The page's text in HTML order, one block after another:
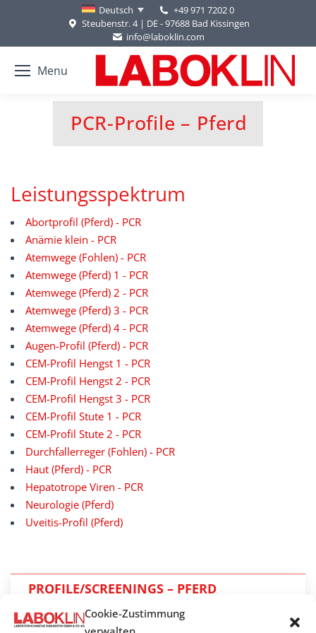
Cookie-Zustimmung
Deutsch
+49 971 7202 0
Steubenstr. 4 | DE - 97688 Bad Kissingen
info@laboklin.com
Menu
PCR-Profile – Pferd
Sie befinden sich hier:
Leistungsspektrum
Abortprofil (Pferd) - PCR
Anämie klein - PCR
Atemwege (Fohlen) - PCR
Atemwege (Pferd) 1 - PCR
Atemwege (Pferd) 2 - PCR
Atemwege (Pferd) 3 - PCR
Atemwege (Pferd) 4 - PCR
Augen-Profil (Pferd) - PCR
CEM-Profil Hengst 1 - PCR
CEM-Profil Hengst 2 - PCR
CEM-Profil Hengst 3 - PCR
CEM-Profil Stute 1 - PCR
CEM-Profil Stute 2 - PCR
Durchfallerreger (Fohlen) - PCR
Haut (Pferd) - PCR
Hepatotrope Viren - PCR
Neurologie (Pferd)
Uveitis-Profil (Pferd)
PROFILE/SCREENINGS – PFERD
Klinisch-chemische Profile/Screenings